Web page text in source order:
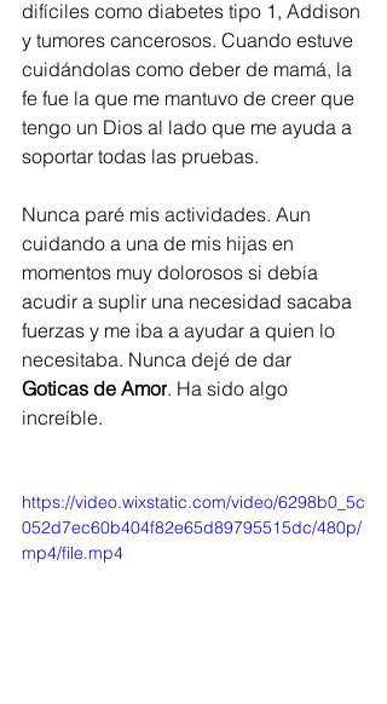
difíciles como diabetes tipo 1, Addison
y tumores cancerosos. Cuando estuve
cuidándolas como deber de mamá, la
fe fue la que me mantuvo de creer que
tengo un Dios al lado que me ayuda a
soportar todas las pruebas.
Nunca paré mis actividades. Aun
cuidando a una de mis hijas en
momentos muy dolorosos si debía
acudir a suplir una necesidad sacaba
fuerzas y me iba a ayudar a quien lo
necesitaba. Nunca dejé de dar
Goticas de Amor. Ha sido algo
increíble.
https://video.wixstatic.com/video/6298b0_5c
052d7ec60b404f82e65d89795515dc/480p/
mp4/file.mp4